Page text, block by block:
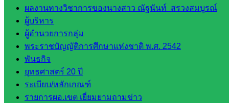
ผลงานทางวิชาการของนางสาว ณัฐนันท์ สรวงสมบูรณ์
ผู้บริหาร
ผู้อำนวยการกลุ่ม
พระราชบัญญัติการศึกษาแห่งชาติ พ.ศ. 2542
พันธกิจ
ยุทธศาสตร์ 20 ปี
ระเบียบ/หลักเกณฑ์
รายการผอ.เขต เยี่ยมยามถามข่าว
ดาวน์โหลด
เอกสาร
กลุ่
มอำนวย
การ
กลุ่ม